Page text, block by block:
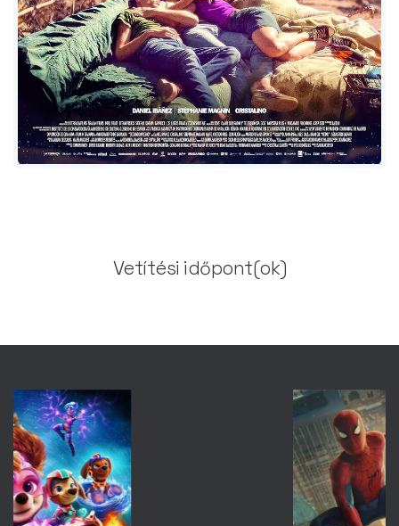
Vetítési időpont(ok)